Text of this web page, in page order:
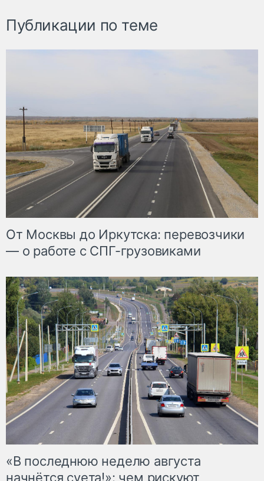
Публикации по теме
От Москвы до Иркутска: перевозчики
— о работе с СПГ-грузовиками
«В последнюю неделю августа
начнётся суета!»: чем рискуют